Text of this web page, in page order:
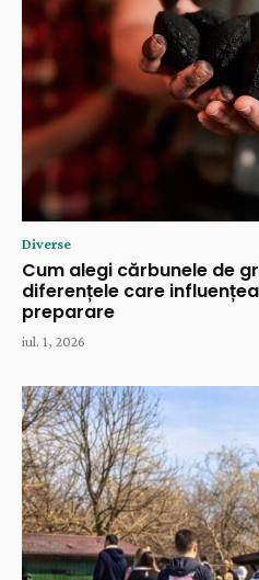
Diverse
Cum alegi cărbunele de
diferențele care
preparare
iul. 1, 2026